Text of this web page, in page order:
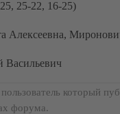
25-22, 16-25)
Алексеевна,
Васильевич
который
форума.